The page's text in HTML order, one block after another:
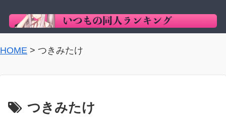
HOME > つきみたけ
つきみたけ